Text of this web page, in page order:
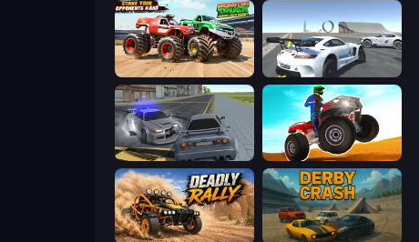
Monster Truck Demolition Derby
RCC City Racing ATV Ultimate Offroad